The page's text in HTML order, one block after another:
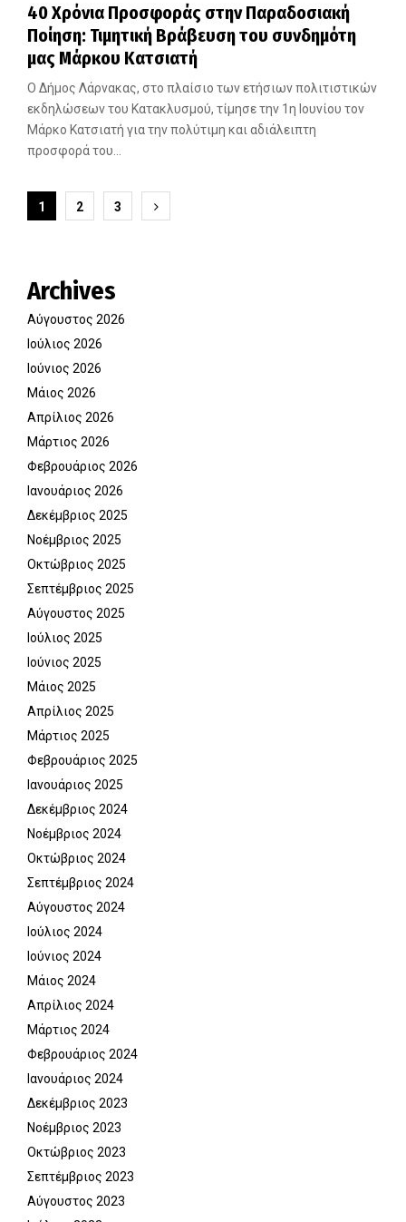
40 Χρόνια Προσφοράς στην Παραδοσιακή
Ποίηση: Τιμητική Βράβευση του συνδημότη
μας Μάρκου Κατσιατή
Ο Δήμος Λάρνακας, στο πλαίσιο των ετήσιων πολιτιστικών
εκδηλώσεων του Κατακλυσμού, τίμησε την 1η Ιουνίου τον
Μάρκο Κατσιατή για την πολύτιμη και αδιάλειπτη
προσφορά του...
Σελιδοποίηση
1 2 3
Archives
Αύγουστος 2026
Ιούλιος 2026
Ιούνιος 2026
Μάιος 2026
Απρίλιος 2026
Μάρτιος 2026
Φεβρουάριος 2026
Ιανουάριος 2026
Δεκέμβριος 2025
Νοέμβριος 2025
Οκτώβριος 2025
Σεπτέμβριος 2025
Αύγουστος 2025
Ιούλιος 2025
Ιούνιος 2025
Μάιος 2025
Απρίλιος 2025
Μάρτιος 2025
Φεβρουάριος 2025
Ιανουάριος 2025
Δεκέμβριος 2024
Νοέμβριος 2024
Οκτώβριος 2024
Σεπτέμβριος 2024
Αύγουστος 2024
Ιούλιος 2024
Ιούνιος 2024
Μάιος 2024
Απρίλιος 2024
Μάρτιος 2024
Φεβρουάριος 2024
Ιανουάριος 2024
Δεκέμβριος 2023
Νοέμβριος 2023
Οκτώβριος 2023
Σεπτέμβριος 2023
Αύγουστος 2023